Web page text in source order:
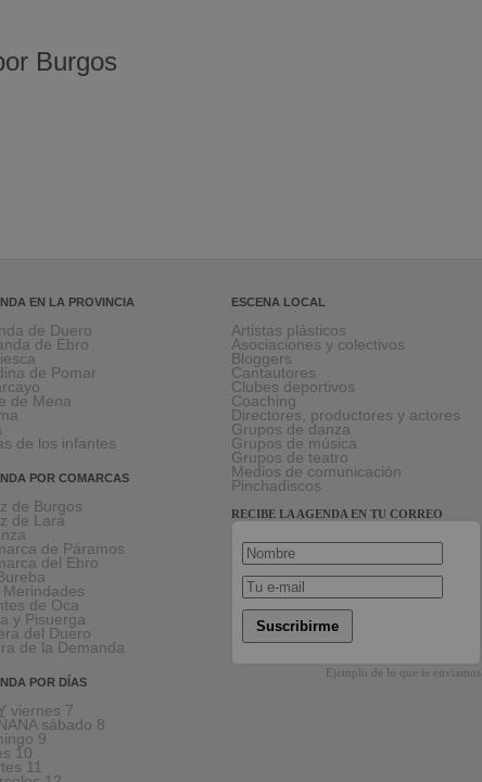
Burgos
EN LA PROVINCIA
de Duero
de Ebro
de Pomar
de Mena
de los infantes
POR COMARCAS
de Burgos
de Lara
de Páramos
del Ebro
Merindades
de Oca
y Pisuerga
del Duero
de la Demanda
POR DÍAS
viernes 7
sábado 8
9
10
11
ESCENA LOCAL
Artistas plásticos
Asociaciones y colectivos
Bloggers
Cantautores
Clubes deportivos
Coaching
Directores, productores y actores
Grupos de danza
Grupos de música
Grupos de teatro
Medios de comunicación
Pinchadiscos
RECIBE LA AGENDA EN TU CORREO
Suscribirme
Ejemplo de lo que te enviamos